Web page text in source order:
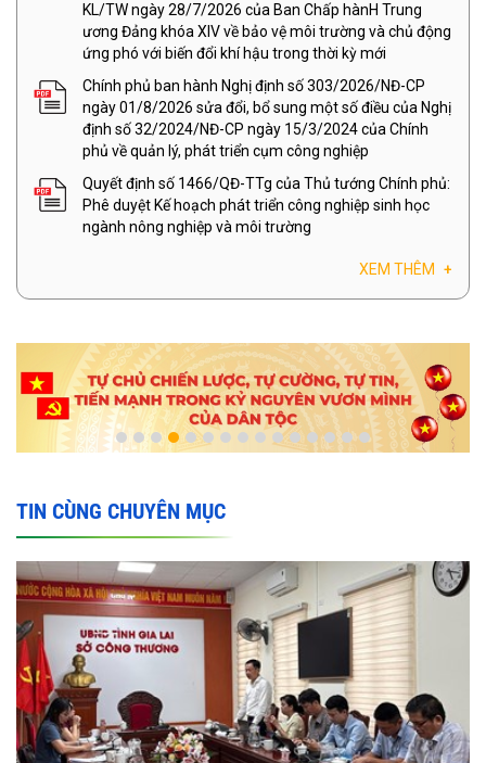
KL/TW ngày 28/7/2026 của Ban Chấp hànH Trung
ương Đảng khóa XIV về bảo vệ môi trường và chủ động
ứng phó với biến đổi khí hậu trong thời kỳ mới
Chính phủ ban hành Nghị định số 303/2026/NĐ-CP
ngày 01/8/2026 sửa đổi, bổ sung một số điều của Nghị
định số 32/2024/NĐ-CP ngày 15/3/2024 của Chính
phủ về quản lý, phát triển cụm công nghiệp
Quyết định số 1466/QĐ-TTg của Thủ tướng Chính phủ:
Phê duyệt Kế hoạch phát triển công nghiệp sinh học
ngành nông nghiệp và môi trường
XEM THÊM +
TIN CÙNG CHUYÊN MỤC